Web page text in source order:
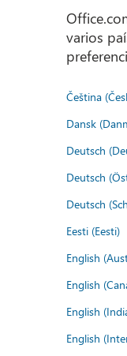
varios
Čeština
Dansk
Deutsch
Deutsch
Deutsch
Eesti (Eesti)
English
English
English
English